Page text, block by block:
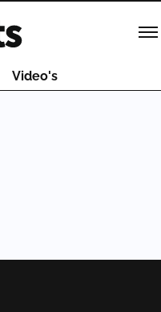
Video's